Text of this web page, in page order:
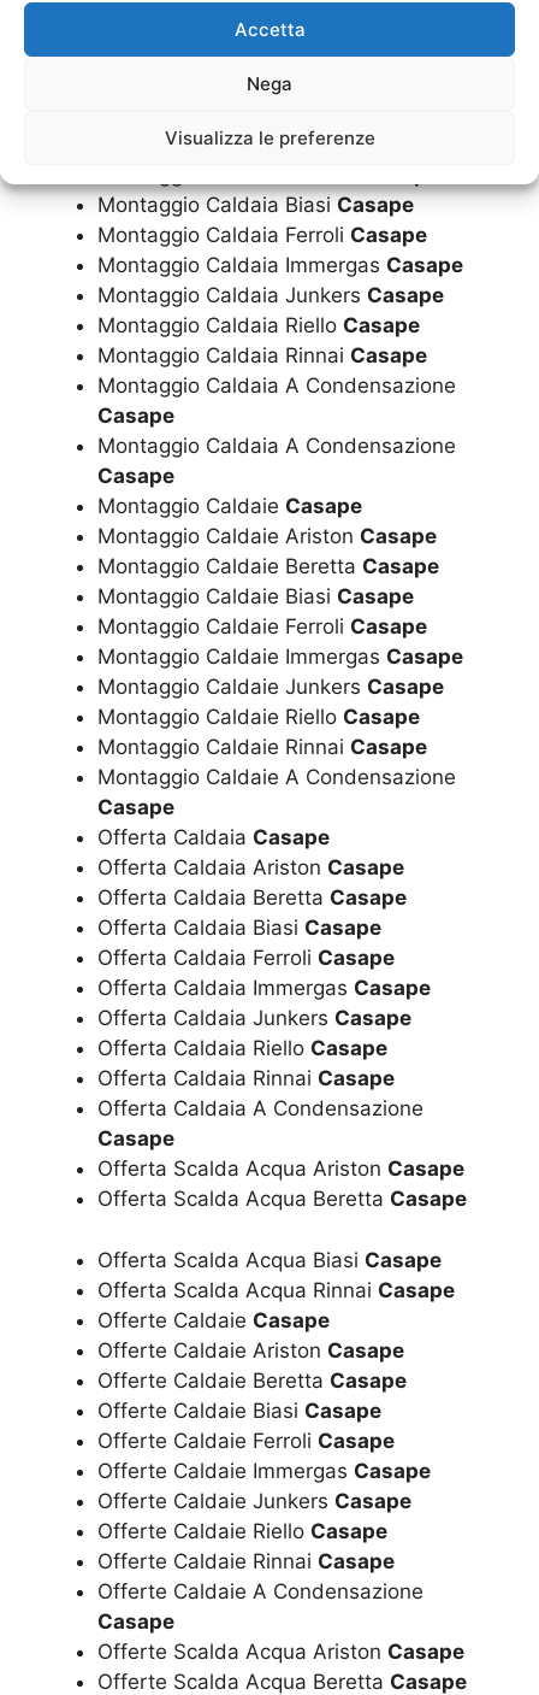
Accetta
Nega
Visualizza le preferenze
Installazione Caldaie A Condensazione
Casape
Montaggio CaldaiaCasape
Montaggio Caldaia AristonCasape
Montaggio Caldaia Biasi Casape
Montaggio Caldaia Ferroli Casape
Montaggio Caldaia Immergas Casape
Montaggio Caldaia Junkers Casape
Montaggio Caldaia Riello Casape
Montaggio Caldaia Rinnai Casape
Montaggio Caldaia A Condensazione
Casape
Montaggio Caldaia A Condensazione
Casape
Montaggio Caldaie Casape
Montaggio Caldaie Ariston Casape
Montaggio Caldaie Beretta Casape
Montaggio Caldaie Biasi Casape
Montaggio Caldaie Ferroli Casape
Montaggio Caldaie Immergas Casape
Montaggio Caldaie Junkers Casape
Montaggio Caldaie Riello Casape
Montaggio Caldaie Rinnai Casape
Montaggio Caldaie A Condensazione
Casape
Offerta Caldaia Casape
Offerta Caldaia Ariston Casape
Offerta Caldaia Beretta Casape
Offerta Caldaia Biasi Casape
Offerta Caldaia Ferroli Casape
Offerta Caldaia Immergas Casape
Offerta Caldaia Junkers Casape
Offerta Caldaia Riello Casape
Offerta Caldaia Rinnai Casape
Offerta Caldaia A Condensazione
Casape
Offerta Scalda Acqua Ariston Casape
Offerta Scalda Acqua Beretta Casape
Offerta Scalda Acqua Biasi Casape
Offerta Scalda Acqua Rinnai Casape
Offerte Caldaie Casape
Offerte Caldaie Ariston Casape
Offerte Caldaie Beretta Casape
Offerte Caldaie Biasi Casape
Offerte Caldaie Ferroli Casape
Offerte Caldaie Immergas Casape
Offerte Caldaie Junkers Casape
Offerte Caldaie Riello Casape
Offerte Caldaie Rinnai Casape
Offerte Caldaie A Condensazione
Casape
Offerte Scalda Acqua Ariston Casape
Offerte Scalda Acqua Beretta Casape